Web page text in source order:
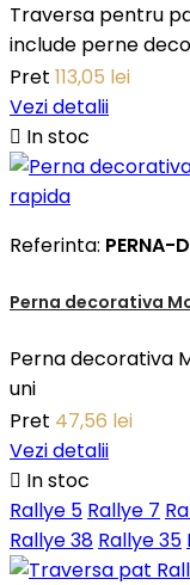
Traversa pentru
include perne
Pret 113,05 lei
Vezi detalii
 In stoc
rapida
Referinta: PERNA-
Perna decorativa
Perna decorativa
uni
Pret 47,56 lei
Vezi detalii
 In stoc
Rallye 5 Rallye 7
Rallye 38 Rallye 35